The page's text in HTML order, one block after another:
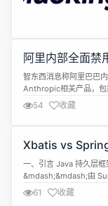
阿里内部全面
智东西消息称阿里巴巴
Anthropic相关产品，
Claude Code在内的
露，自今年初以来，阿
额度，还对外部模型使
54 收藏
Xbatis vs
决
一、引言 Java 持久层
&mdash;&mdash;由
Data JPA 加持，稳坐
61 收藏